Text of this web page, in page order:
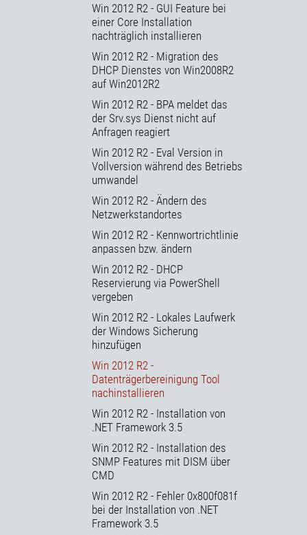
Win 2012 R2 - GUI Feature bei
einer Core Installation
nachträglich installieren
Win 2012 R2 - Migration des
DHCP Dienstes von Win2008R2
auf Win2012R2
Win 2012 R2 - BPA meldet das
der Srv.sys Dienst nicht auf
Anfragen reagiert
Win 2012 R2 - Eval Version in
Vollversion während des Betriebs
umwandel
Win 2012 R2 - Ändern des
Netzwerkstandortes
Win 2012 R2 - Kennwortrichtlinie
anpassen bzw. ändern
Win 2012 R2 - DHCP
Reservierung via PowerShell
vergeben
Win 2012 R2 - Lokales Laufwerk
der Windows Sicherung
hinzufügen
Win 2012 R2 -
Datenträgerbereinigung Tool
nachinstallieren
Win 2012 R2 - Installation von
.NET Framework 3.5
Win 2012 R2 - Installation des
SNMP Features mit DISM über
CMD
Win 2012 R2 - Fehler 0x800f081f
bei der Installation von .NET
Framework 3.5